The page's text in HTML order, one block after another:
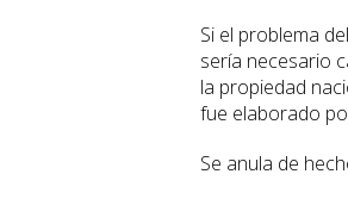
Si el problema
sería necesario
la propiedad
fue elaborado
Se anula de